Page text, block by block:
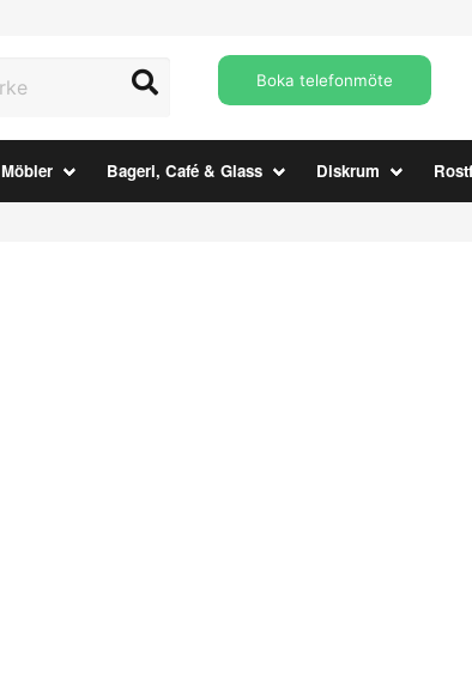
Boka telefonmöte
Möbler Bageri, Café & Glass Diskrum